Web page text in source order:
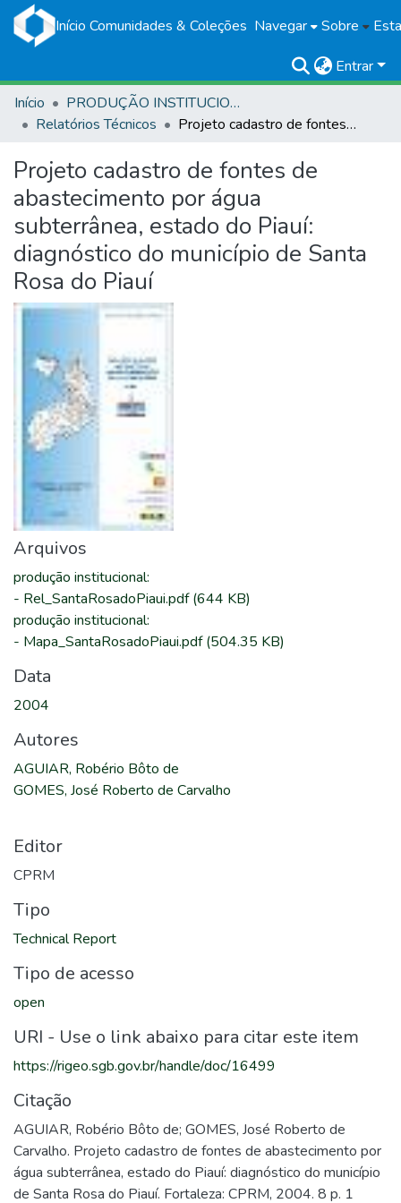
Início Comunidades & Coleções Navegar Sobre
Entrar
Início
PRODUÇÃO INSTITUCIONAL
Relatórios Técnicos
Projeto cadastro de fontes de abastecimento por água subterrânea, estado do Piauí: diagnóstico do município de Santa Rosa do Piauí
Projeto cadastro de fontes de
abastecimento por água
subterrânea, estado do Piauí:
diagnóstico do município de Santa
Rosa do Piauí
Arquivos
produção institucional:
- Rel_SantaRosadoPiaui.pdf(644 KB)
produção institucional:
- Mapa_SantaRosadoPiaui.pdf(504.35 KB)
Data
2004
Autores
AGUIAR, Robério Bôto de
GOMES, José Roberto de Carvalho
Editor
CPRM
Tipo
Technical Report
Tipo de acesso
open
URI - Use o link abaixo para citar este item
https://rigeo.sgb.gov.br/handle/doc/16499
Citação
AGUIAR, Robério Bôto de; GOMES, José Roberto de
Carvalho. Projeto cadastro de fontes de abastecimento por
água subterrânea, estado do Piauí: diagnóstico do município
de Santa Rosa do Piauí. Fortaleza: CPRM, 2004. 8 p. 1